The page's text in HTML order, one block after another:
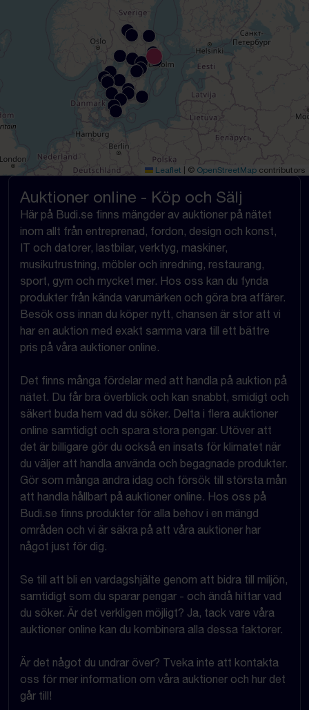
Leaflet © OpenStreetMap contributors
Auktioner online - Köp och Sälj
Här på Budi.se finns mängder av auktioner på nätet
inom allt från entreprenad, fordon, design och konst,
IT och datorer, lastbilar, verktyg, maskiner,
musikutrustning, möbler och inredning, restaurang,
sport, gym och mycket mer. Hos oss kan du fynda
produkter från kända varumärken och göra bra affärer.
Besök oss innan du köper nytt, chansen är stor att vi
har en auktion med exakt samma vara till ett bättre
pris på våra auktioner online.
Det finns många fördelar med att handla på auktion på
nätet. Du får bra överblick och kan snabbt, smidigt och
säkert buda hem vad du söker. Delta i flera auktioner
online samtidigt och spara stora pengar. Utöver att
det är billigare gör du också en insats för klimatet när
du väljer att handla använda och begagnade produkter.
Gör som många andra idag och försök till största mån
att handla hållbart på auktioner online. Hos oss på
Budi.se finns produkter för alla behov i en mängd
områden och vi är säkra på att våra auktioner har
något just för dig.
Se till att bli en vardagshjälte genom att bidra till miljön,
samtidigt som du sparar pengar - och ändå hittar vad
du söker. Är det verkligen möjligt? Ja, tack vare våra
auktioner online kan du kombinera alla dessa faktorer.
Är det något du undrar över? Tveka inte att kontakta
oss för mer information om våra auktioner och hur det
går till!